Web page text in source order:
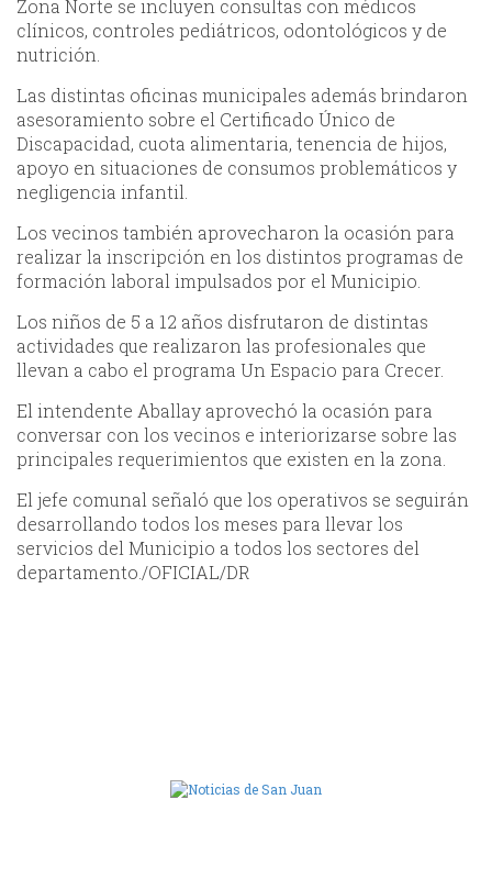
Zona Norte se incluyen consultas con médicos
clínicos, controles pediátricos, odontológicos y de
nutrición.
Las distintas oficinas municipales además brindaron
asesoramiento sobre el Certificado Único de
Discapacidad, cuota alimentaria, tenencia de hijos,
apoyo en situaciones de consumos problemáticos y
negligencia infantil.
Los vecinos también aprovecharon la ocasión para
realizar la inscripción en los distintos programas de
formación laboral impulsados por el Municipio.
Los niños de 5 a 12 años disfrutaron de distintas
actividades que realizaron las profesionales que
llevan a cabo el programa Un Espacio para Crecer.
El intendente Aballay aprovechó la ocasión para
conversar con los vecinos e interiorizarse sobre las
principales requerimientos que existen en la zona.
El jefe comunal señaló que los operativos se seguirán
desarrollando todos los meses para llevar los
servicios del Municipio a todos los sectores del
departamento./OFICIAL/DR